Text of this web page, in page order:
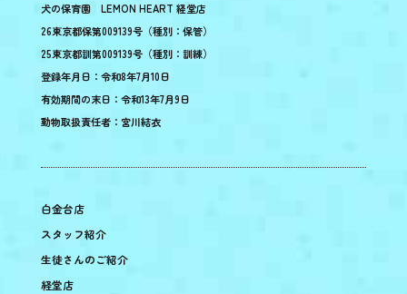
犬の保育園 LEMON HEART 経堂店
26東京都保第009139号（種別：保管）
25東京都訓第009139号（種別：訓練）
登録年月日：令和8年7月10日
有効期間の末日：令和13年7月9日
動物取扱責任者：宮川結衣
白金台店
スタッフ紹介
生徒さんのご紹介
経堂店